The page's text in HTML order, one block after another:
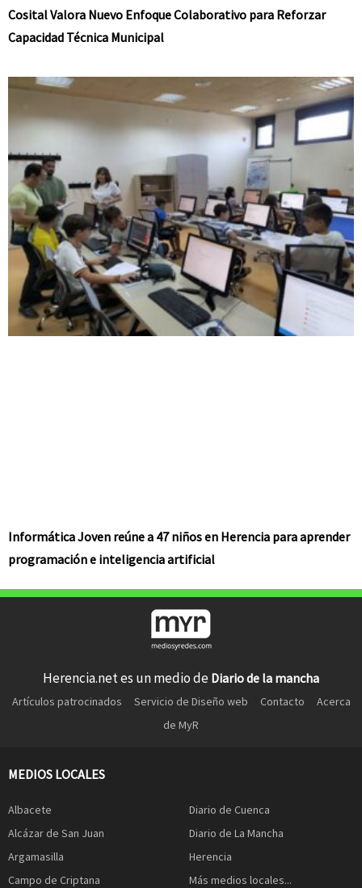
Cosital Valora Nuevo Enfoque Colaborativo para Reforzar
Capacidad Técnica Municipal
Informática Joven reúne a 47 niños en Herencia para aprender
programación e inteligencia artificial
Herencia.net es un medio de Diario de la mancha
Artículos patrocinados Servicio de Diseño web Contacto
Acerca
de MyR
MEDIOS LOCALES
Albacete
Alcázar de San Juan
Argamasilla
Campo de Criptana
Diario de Cuenca
Diario de La Mancha
Herencia
Más medios locales...